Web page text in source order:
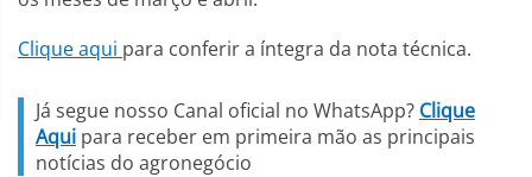
Clique aqui para conferir a íntegra da nota técnica.
Já segue nosso Canal oficial no WhatsApp? Clique
Aqui para receber em primeira mão as principais
notícias do agronegócio